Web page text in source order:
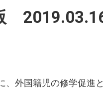
外国籍児の修学促進